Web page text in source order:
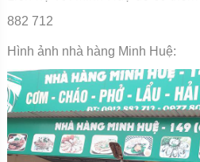
882 712
Hình ảnh nhà hàng Minh Huệ: